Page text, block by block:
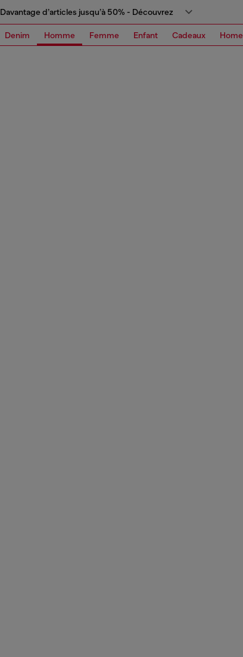
Davantage d’articles jusqu’à 50% - Découvrez
Denim Homme Femme Enfant Cadeaux Home